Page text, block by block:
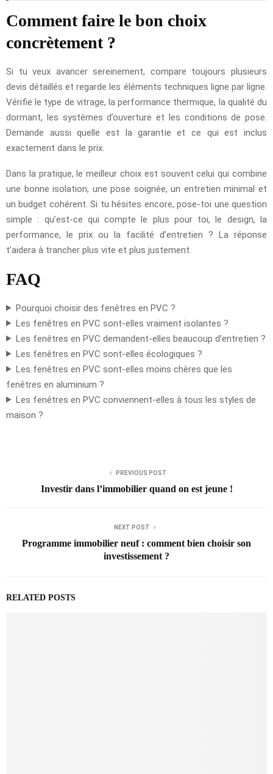
Comment faire le bon choix
concrètement ?
Si tu veux avancer sereinement, compare toujours plusieurs
devis détaillés et regarde les éléments techniques ligne par ligne.
Vérifie le type de vitrage, la performance thermique, la qualité du
dormant, les systèmes d’ouverture et les conditions de pose.
Demande aussi quelle est la garantie et ce qui est inclus
exactement dans le prix.
Dans la pratique, le meilleur choix est souvent celui qui combine
une bonne isolation, une pose soignée, un entretien minimal et
un budget cohérent. Si tu hésites encore, pose-toi une question
simple : qu’est-ce qui compte le plus pour toi, le design, la
performance, le prix ou la facilité d’entretien ? La réponse
t’aidera à trancher plus vite et plus justement.
FAQ
Pourquoi choisir des fenêtres en PVC ?
Les fenêtres en PVC sont-elles vraiment isolantes ?
Les fenêtres en PVC demandent-elles beaucoup d’entretien ?
Les fenêtres en PVC sont-elles écologiques ?
Les fenêtres en PVC sont-elles moins chères que les
fenêtres en aluminium ?
Les fenêtres en PVC conviennent-elles à tous les styles de
maison ?
PREVIOUS POST
Investir dans l’immobilier quand on est jeune !
NEXT POST
Programme immobilier neuf : comment bien choisir son
investissement ?
RELATED POSTS